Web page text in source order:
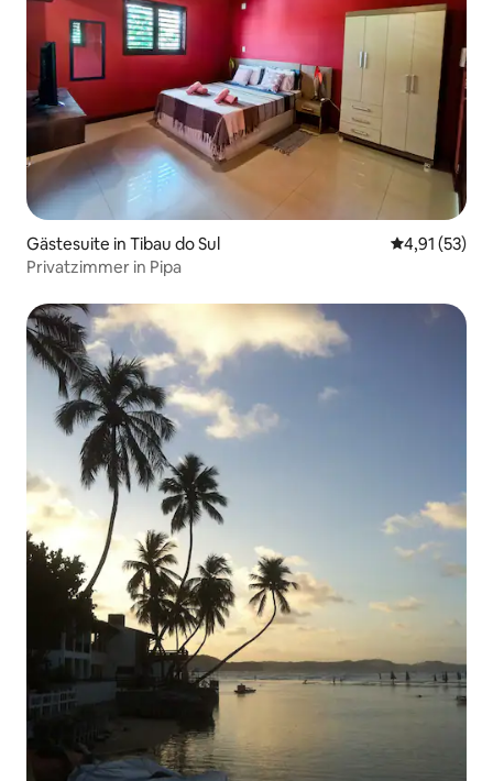
Gästesuite in Tibau do Sul
4,91 (53)
Privatzimmer in Pipa